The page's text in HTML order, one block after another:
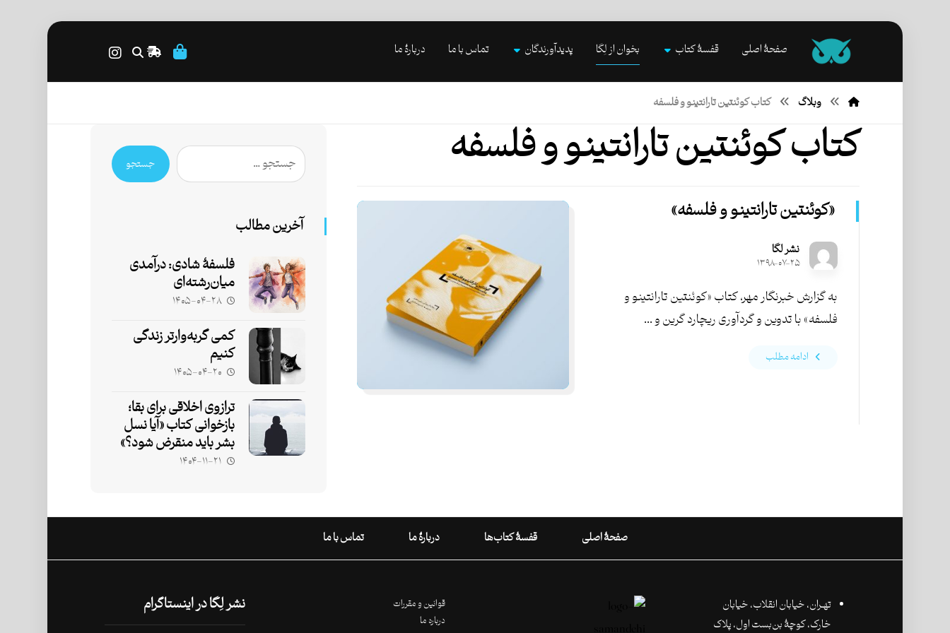
صفحۀ اصلی قفسۀ کتاب بخوان از لِگا پدیدآورندگان تماس با ما دربارۀ ما
وبلاگ کتاب کوئنتین تارانتینو و فلسفه
کتاب کوئنتین تارانتینو و فلسفه
«کوئنتین تارانتینو و فلسفه»
نشر لگا
۱۳۹۸-۰۷-۲۵
به گزارش خبرنگار مهر، کتاب «کوئنتین تارانتینو و
فلسفه» با تدوین و گردآوری ریچارد گرین و ...
ادامه مطلب
جستجو
آخرین مطالب
فلسفۀ شادی: درآمدی
میان‌رشته‌ای
۱۴۰۵-۰۴-۲۸
کمی گربه‌وارتر زندگی
کنیم
۱۴۰۵-۰۴-۲۰
ترازوی اخلاقی برای بقا؛
بازخوانی کتاب «آیا نسل
بشر باید منقرض شود؟»
۱۴۰۴-۱۱-۲۱
صفحۀ اصلی قفسۀ کتاب‌ها دربارۀ ما تماس با ما
تهـران،‌ خیابان انقلاب، خیابان
خارک، کوچۀ بن‌بست اول، پلاک
قوانین و مقررات
درباره ما
نشر لِگا در اینستاگرام